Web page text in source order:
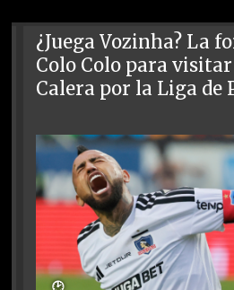
¿Juega Vozinha? La
Colo Colo para
Calera por la Liga de
🕑